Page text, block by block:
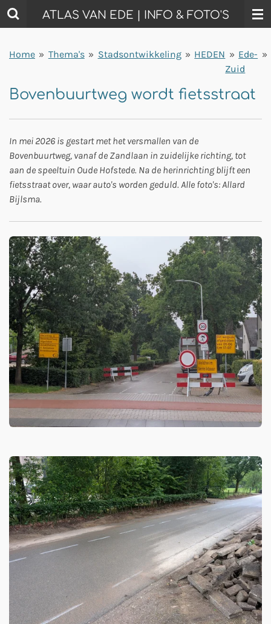
Ga
direct
de
ATLAS VAN EDE | INFO & FOTO'S
Home » Thema's » Stadsontwikkeling » HEDEN » Ede-
Zuid
»
Bovenbuurtweg wordt fietsstraat
In mei 2026 is gestart met het versmallen van de
Bovenbuurtweg, vanaf de Zandlaan in zuidelijke richting, tot
aan de speeltuin Oude Hofstede. Na de herinrichting blijft een
fietsstraat over, waar auto's worden geduld. Alle foto's: Allard
Bijlsma.